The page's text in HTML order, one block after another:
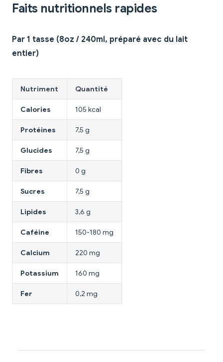
Faits nutritionnels rapides
Par 1 tasse (8oz / 240ml, préparé avec du lait
entier)
Nutriment Quantité
Calories 105 kcal
Protéines 7,5 g
Glucides 7,5 g
Fibres 0 g
Sucres 7,5 g
Lipides 3,6 g
Caféine 150-180 mg
Calcium 220 mg
Potassium 160 mg
Fer 0,2 mg